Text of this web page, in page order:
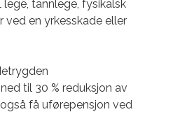
tannlege, fysikalsk
ved en yrkesskade eller
til 30 % reduksjon av
få uførepensjon ved